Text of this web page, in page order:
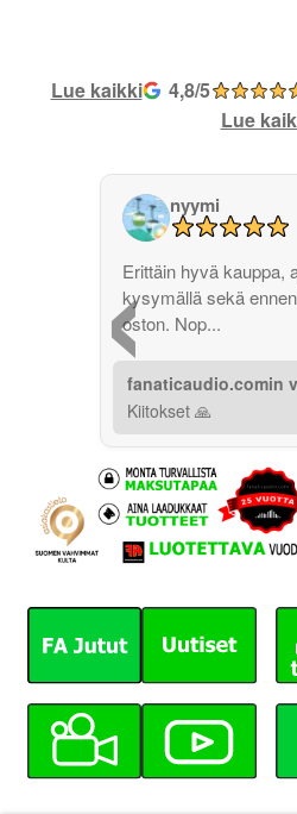
Lue kaikki 4,8/5
Lue
‹
nyymi
Erittäin hyvä kauppa,
kysymällä sekä
oston. Nop...
fanaticaudio.comin
Kiitokset 🙏